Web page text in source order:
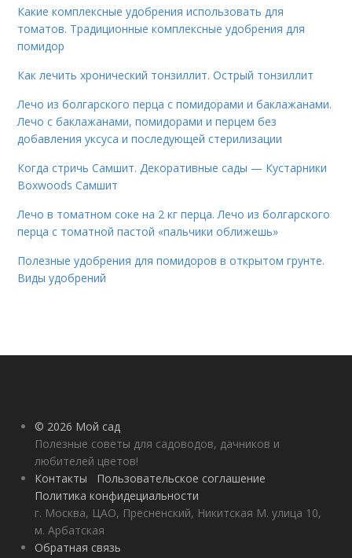
Какие комплексные удобрения использовать для
томатов. Традиционные комплексные удобрения для
помидор
Как лечить хронический тонзиллит. Острый тонзиллит
Лечо из болгарского перца с помидорами и баклажанами.
Лечо с баклажанами, помидорами и перцем без
добавления уксуса и последующей стерилизации
Когда стричь Самшит. Декоративные сады — Кустарники
Boxwoods Самшит
Лечо в томатном соке на 2 кг перца. Лечо из болгарского
перца с томатной пастой «пальчики оближешь»
Полезные удобрения для помидоров в открытом грунте.
Виды удобрений
© 2026 Мой сад
Полезные советы для садоводов, дачников и
любителей цветов!
Контакты
Пользовательское соглашение
Политика конфидециальности
г. Москва, ЦАО, Пресненский, Никитская М. улица 10,
м. Арбатская
Обратная связь